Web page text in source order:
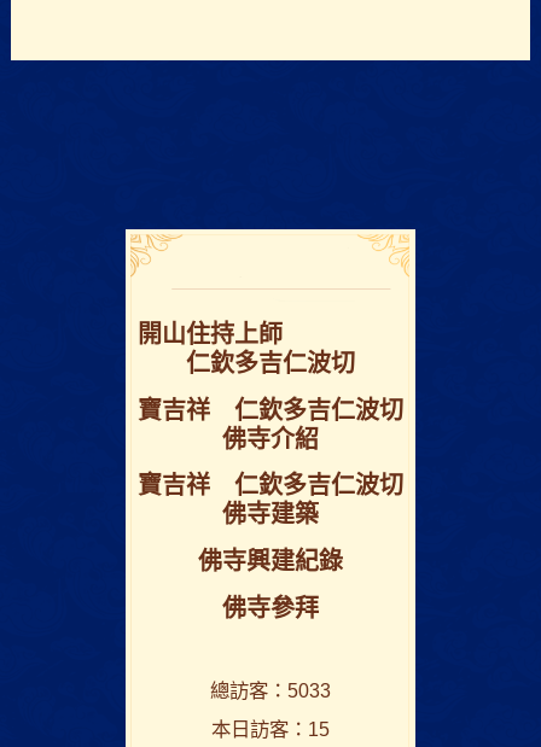
開⼭住持上師
仁欽多吉仁波切
寶吉祥 仁欽多吉仁波切
佛寺介紹
寶吉祥 仁欽多吉仁波切
佛寺建築
佛寺興建紀錄
佛寺參拜
總訪客：5033
本日訪客：15